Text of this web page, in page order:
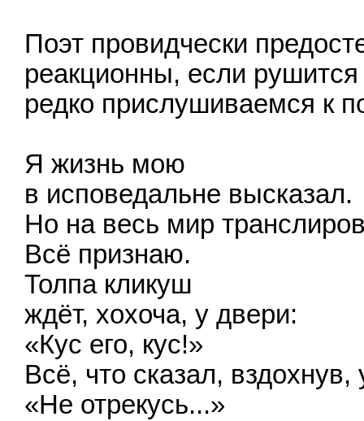
Поэт провидчески
реакционны, если
редко прислушиваемся к
Я жизнь мою
в исповедальне высказал.
Но на весь мир
Всё признаю.
Толпа кликуш
ждёт, хохоча, у двери:
«Кус его, кус!»
Всё, что сказал,
«Не отрекусь...»